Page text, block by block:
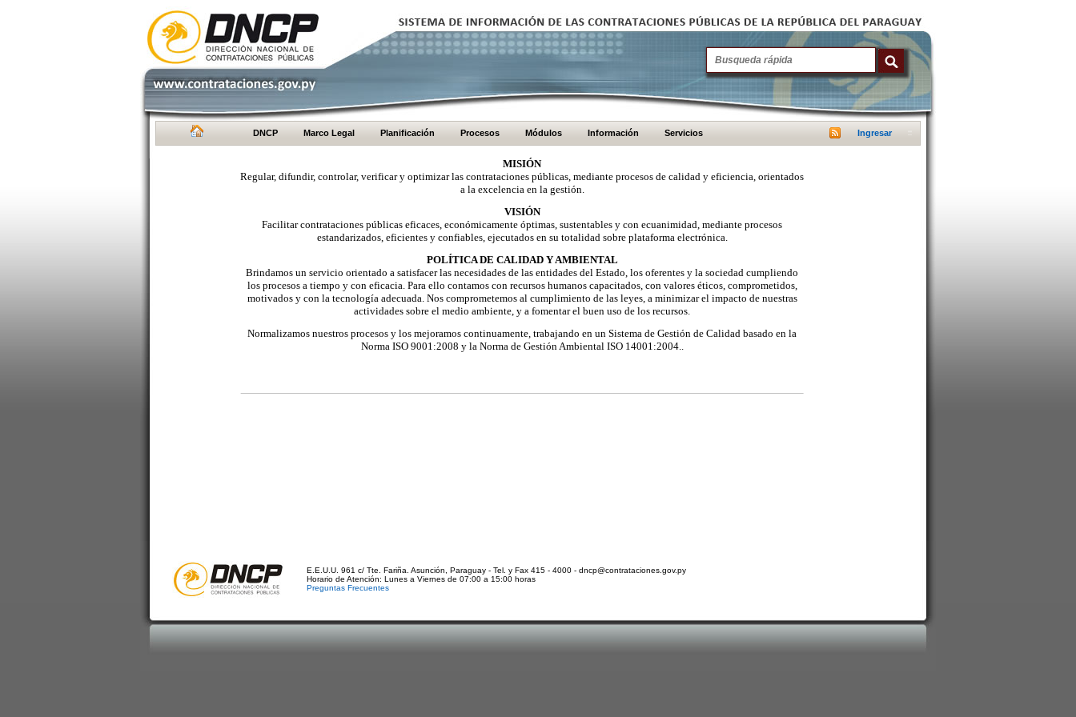
DNCP Marco Legal Planificación Procesos Módulos Información Servicios Ingresar
MISIÓN
Regular, difundir, controlar, verificar y optimizar las contrataciones públicas, mediante procesos de calidad y eficiencia, orientados
a la excelencia en la gestión.
VISIÓN
Facilitar contrataciones públicas eficaces, económicamente óptimas, sustentables y con ecuanimidad, mediante procesos
estandarizados, eficientes y confiables, ejecutados en su totalidad sobre plataforma electrónica.
POLÍTICA DE CALIDAD Y AMBIENTAL
Brindamos un servicio orientado a satisfacer las necesidades de las entidades del Estado, los oferentes y la sociedad cumpliendo
los procesos a tiempo y con eficacia. Para ello contamos con recursos humanos capacitados, con valores éticos, comprometidos,
motivados y con la tecnología adecuada. Nos comprometemos al cumplimiento de las leyes, a minimizar el impacto de nuestras
actividades sobre el medio ambiente, y a fomentar el buen uso de los recursos.
Normalizamos nuestros procesos y los mejoramos continuamente, trabajando en un Sistema de Gestión de Calidad basado en la
Norma ISO 9001:2008 y la Norma de Gestión Ambiental ISO 14001:2004..
E.E.U.U. 961 c/ Tte. Fariña. Asunción, Paraguay - Tel. y Fax 415 - 4000 - dncp@contrataciones.gov.py
Horario de Atención: Lunes a Viernes de 07:00 a 15:00 horas
Preguntas Frecuentes